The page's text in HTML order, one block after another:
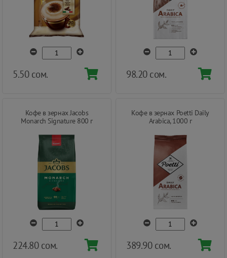
5.50 сом. 98.20 сом.
Кофе в зернах Jacobs
Monarch Signature 800 г
224.80 сом.
Кофе в зернах Poetti Daily
Arabica, 1000 г
389.90 сом.